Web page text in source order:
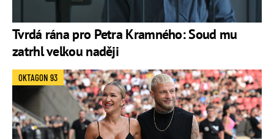
Tvrdá rána pro Petra Kramného: Soud mu
zatrhl velkou naději
OKTAGON 93